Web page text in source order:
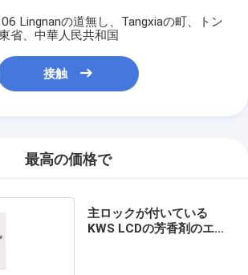
Lingnanの道無し、Tangxiaの町、トン
省、中華人民共和国
接触
最高の価格で
主ロックが付いている
KWS LCDの芳香剤のエー